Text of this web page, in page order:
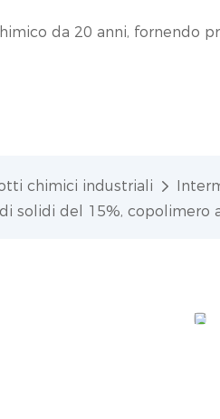
da 20 anni, fornendo
chimici industriali
solidi del 15%, copolimero